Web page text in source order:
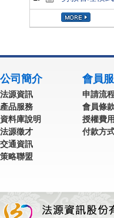
公司簡介
法源資訊
產品服務
資料庫說明
法源徵才
交通資訊
策略聯盟
會員
申請流
會員條
授權費用
付款方